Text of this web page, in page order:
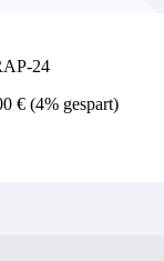
24
€ (4% gespart)